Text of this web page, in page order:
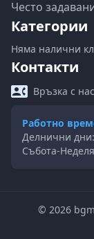
Често
Категории
Няма налични
Контакти
Връзка с нас
Работно
Делнични
Събота-
© 2026